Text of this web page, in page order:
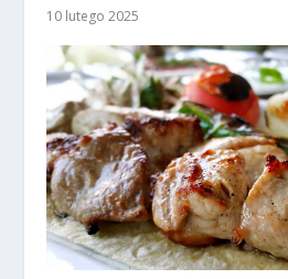
10 lutego 2025